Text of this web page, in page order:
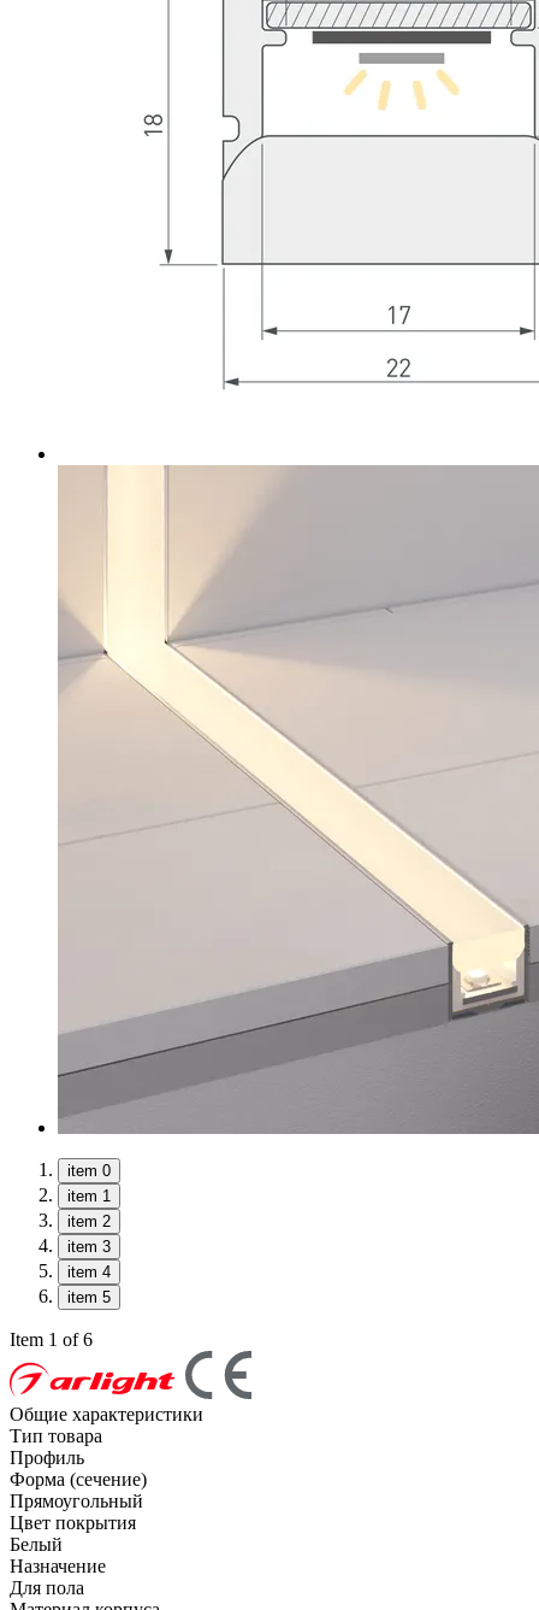
item 0
item 1
item 2
item 3
item 4
item 5
Item 1 of 6
Общие характеристики
Тип товара
Профиль
Форма (сечение)
Прямоугольный
Цвет покрытия
Белый
Назначение
Для пола